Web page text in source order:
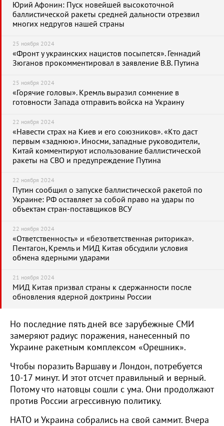
Юрий Афонин: Пуск новейшей высокоточной
баллистической ракеты средней дальности отрезвил
многих недругов нашей страны
25 ноября 2024
«Фронт у украинских нацистов посыпется». Геннадий
Зюганов прокомментировал в заявление В.В. Путина
25 ноября 2024
«Горячие головы». Кремль выразил сомнение в
готовности Запада отправить войска на Украину
22 ноября 2024
«Навести страх на Киев и его союзников». «Кто даст
первым «заднюю». Иносми, западные руководители,
Китай комментируют использование баллистической
ракеты на СВО и предупреждение Путина
22 ноября 2024
Путин сообщил о запуске баллистической ракетой по
Украине: РФ оставляет за собой право на удары по
объектам стран-поставщиков ВСУ
22 ноября 2024
«Ответственность» и «безответственная риторика».
Пентагон, Кремль и МИД Китая обсудили условия
обмена ядерными ударами
21 ноября 2024
МИД Китая призвал страны к сдержанности после
обновления ядерной доктрины России
Но последние пять дней все зарубежные СМИ
замеряют радиус поражения, нанесенный по
Украине ракетным комплексом «Орешник».
Чтобы поразить Варшаву и Лондон, потребуется
10-17 минут. И этот отсчет правильный и верный.
Потому что натовцы сошли с ума. Они продолжают
против России агрессивную политику.
НАТО и Украина собрались на свой саммит. Вчера